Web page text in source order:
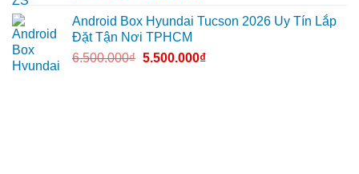
Android Box Hyundai Tucson 2026 Uy Tín Lắp
Đặt Tận Nơi TPHCM
6.500.000₫ 5.500.000₫